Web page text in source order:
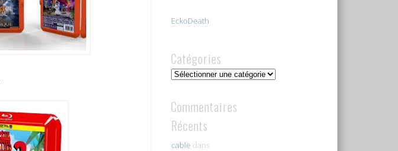
EckoDeath
Catégories
Catégories
Commentaires
Récents
cable dans